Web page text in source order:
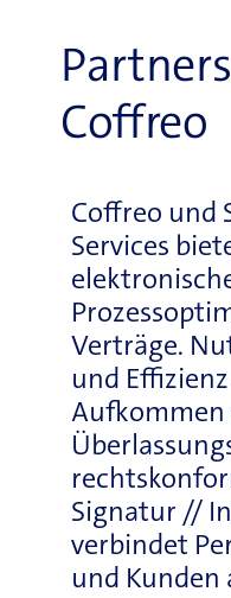
Coffreo
Coffreo und
Services
Verträge.
und
Aufkommen
Signatur //
verbindet
und Kunden